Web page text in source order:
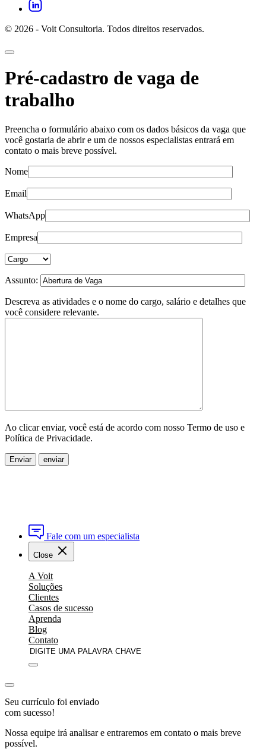
© 2026 - Voit Consultoria. Todos direitos reservados.
Pré-cadastro de vaga de
trabalho
Preencha o formulário abaixo com os dados básicos da vaga que
você gostaria de abrir e um de nossos especialistas entrará em
contato o mais breve possível.
Nome
Email
WhatsApp
Empresa
Assunto:
Descreva as atividades e o nome do cargo, salário e detalhes que
você considere relevante.
Ao clicar enviar, você está de acordo com nosso Termo de uso e
Política de Privacidade.
Enviar
Fale com um especialista
Close
A Voit
Soluções
Clientes
Casos de sucesso
Aprenda
Blog
Contato
Seu currículo foi enviado
com sucesso!
Nossa equipe irá analisar e entraremos em contato o mais breve
possível.